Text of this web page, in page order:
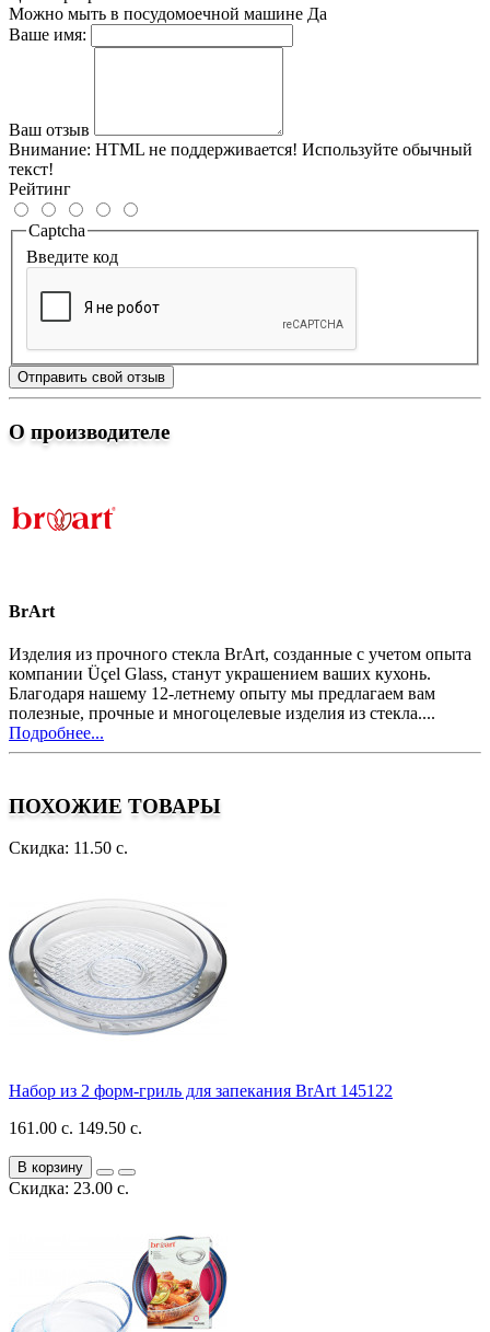
Можно мыть в посудомоечной машине Да
Ваше имя:
Ваш отзыв
Внимание: HTML не поддерживается! Используйте обычный
текст!
Рейтинг
Captcha
Введите код
Отправить свой отзыв
О производителе
BrArt
Изделия из прочного стекла BrArt, созданные с учетом опыта
компании Üçel Glass, станут украшением ваших кухонь.
Благодаря нашему 12-летнему опыту мы предлагаем вам
полезные, прочные и многоцелевые изделия из стекла....
Подробнее...
ПОХОЖИЕ ТОВАРЫ
Скидка: 11.50 с.
Набор из 2 форм-гриль для запекания BrArt 145122
161.00 с. 149.50 с.
В корзину
Скидка: 23.00 с.